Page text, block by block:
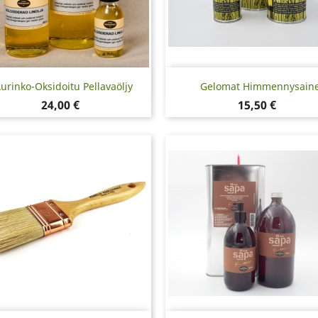
Oksidoitu Pellavaöljy
Hinta
24,00 €
Pikakatselu Gelomat
Hinta
15,50 €
Pikakatselu